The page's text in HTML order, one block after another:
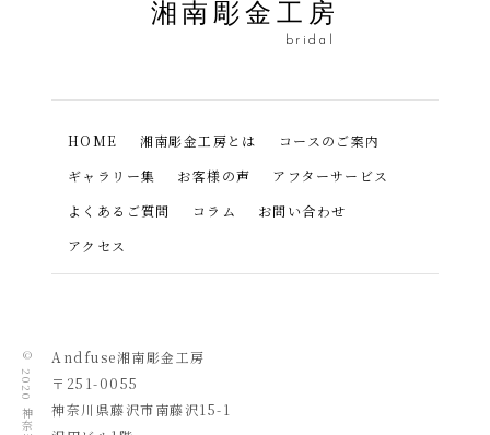
湘南彫金工房
bridal
HOME 湘南彫金工房とは
コースのご案内
ギャラリー集
お客様の声
アフターサービス
よくあるご質問
コラム
お問い合わせ
アクセス
Andfuse湘南彫金工房
〒251-0055
​神奈川県藤沢市南藤沢15-1
© 2020